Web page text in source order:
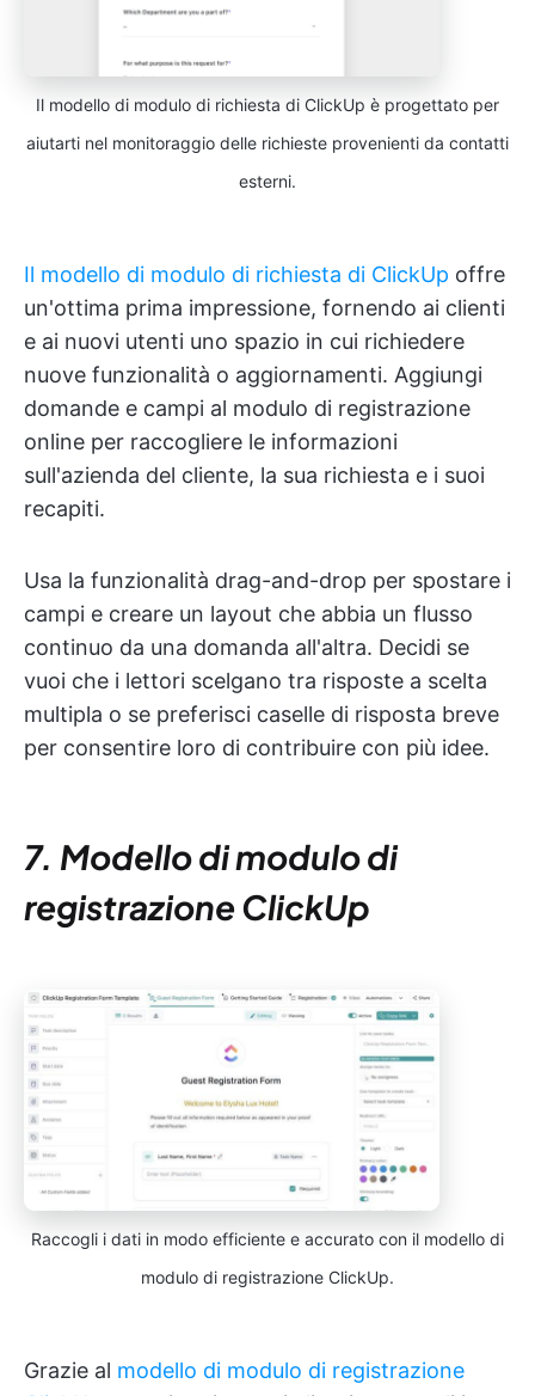
Il modello di modulo di richiesta di ClickUp è progettato per
aiutarti nel monitoraggio delle richieste provenienti da contatti
esterni.
Il modello di modulo di richiesta di ClickUp offre
un'ottima prima impressione, fornendo ai clienti
e ai nuovi utenti uno spazio in cui richiedere
nuove funzionalità o aggiornamenti. Aggiungi
domande e campi al modulo di registrazione
online per raccogliere le informazioni
sull'azienda del cliente, la sua richiesta e i suoi
recapiti.
Usa la funzionalità drag-and-drop per spostare i
campi e creare un layout che abbia un flusso
continuo da una domanda all'altra. Decidi se
vuoi che i lettori scelgano tra risposte a scelta
multipla o se preferisci caselle di risposta breve
per consentire loro di contribuire con più idee.
7. Modello di modulo di
registrazione ClickUp
Raccogli i dati in modo efficiente e accurato con il modello di
modulo di registrazione ClickUp.
Grazie al modello di modulo di registrazione